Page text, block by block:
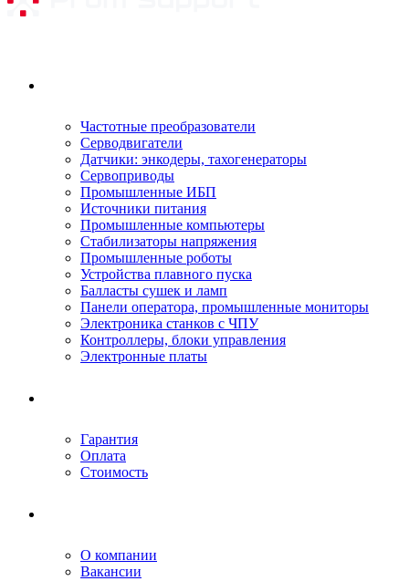
Частотные преобразователи
Серводвигатели
Датчики: энкодеры, тахогенераторы
Сервоприводы
Промышленные ИБП
Источники питания
Промышленные компьютеры
Стабилизаторы напряжения
Промышленные роботы
Устройства плавного пуска
Балласты сушек и ламп
Панели оператора, промышленные мониторы
Электроника станков с ЧПУ
Контроллеры, блоки управления
Электронные платы
Гарантия
Оплата
Стоимость
О компании
Вакансии